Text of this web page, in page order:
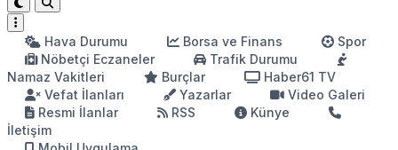
Hava Durumu Borsa ve Finans
Spor
Nöbetçi Eczaneler
Trafik Durumu
Namaz Vakitleri
Burçlar
Haber61 TV
Vefat İlanları
Yazarlar
Video Galeri
Resmi İlanlar
RSS
Künye
İletişim